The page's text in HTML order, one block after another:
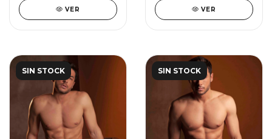
VER VER
SIN STOCK SIN STOCK